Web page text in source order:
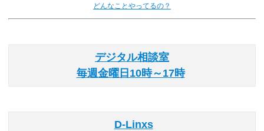
どんなことやってるの？
デジタル相談室
毎週金曜日10時～17時
D-Linxs